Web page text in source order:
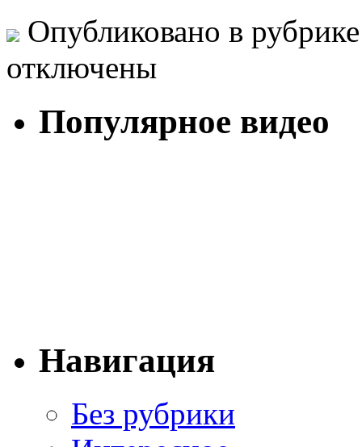
Опубликовано в
отключены
Популярное видео
Навигация
Без рубрики